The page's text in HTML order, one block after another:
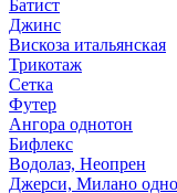
Батист
Джинс
Вискоза итальянская
Трикотаж
Сетка
Футер
Ангора однотон
Бифлекс
Водолаз, Неопрен
Джерси, Милано